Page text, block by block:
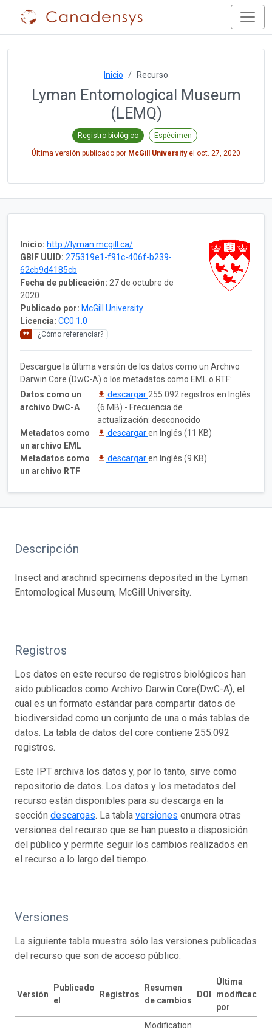
Inicio Recurso
Lyman Entomological Museum
(LEMQ)
Registro biológico Espécimen
Última versión publicado por McGill Universityel oct. 27, 2020
Inicio: http://lyman.mcgill.ca/
GBIF UUID: 275319e1-f91c-406f-b239-
62cb9d4185cb
Fecha de publicación: 27 de octubre de
2020
Publicado por: McGill University
Licencia: CC0 1.0
¿Cómo referenciar?
Descargue la última versión de los datos como un Archivo
Darwin Core (DwC-A) o los metadatos como EML o RTF:
Datos como un
archivo DwC-A
descargar 255.092 registros en Inglés
(6 MB) - Frecuencia de
actualización: desconocido
Metadatos como
un archivo EML
descargaren Inglés (11 KB)
Metadatos como
un archivo RTF
descargaren Inglés (9 KB)
Descripción
Insect and arachnid specimens deposited in the Lyman
Entomological Museum, McGill University.
Registros
Los datos en este recurso de registros biológicos han
sido publicados como Archivo Darwin Core(DwC-A), el
cual es un formato estándar para compartir datos de
biodiversidad como un conjunto de una o más tablas de
datos. La tabla de datos del core contiene 255.092
registros.
Este IPT archiva los datos y, por lo tanto, sirve como
repositorio de datos. Los datos y los metadatos del
recurso están disponibles para su descarga en la
sección descargas. La tabla versiones enumera otras
versiones del recurso que se han puesto a disposición
del público y permite seguir los cambios realizados en
el recurso a lo largo del tiempo.
Versiones
La siguiente tabla muestra sólo las versiones publicadas
del recurso que son de acceso público.
Versión
Publicado
el
Registros
Resumen
de cambios
DOI
Última
modificación
por
Modification